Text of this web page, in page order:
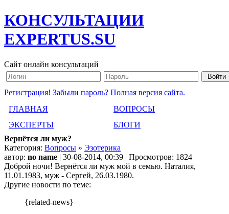
КОНСУЛЬТАЦИИ
EXPERTUS.SU
Сайт онлайн консультаций
Регистрация! Забыли пароль? Полная версия сайта.
ГЛАВНАЯ
ВОПРОСЫ
ЭКСПЕРТЫ
БЛОГИ
Вернётся ли муж?
Категория: Вопросы » Эзотерика
автор: no name | 30-08-2014, 00:39 | Просмотров: 1824
Доброй ночи! Вернётся ли муж мой в семью. Наталия,
11.01.1983, муж - Сергей, 26.03.1980.
Другие новости по теме:
{related-news}